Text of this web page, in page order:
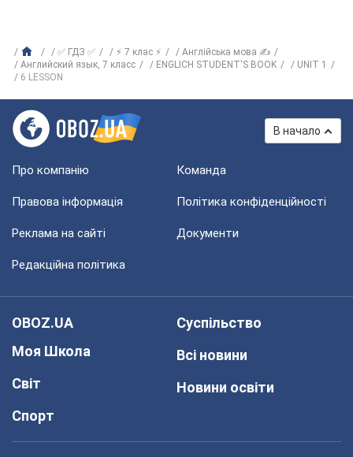
✅ ГДЗ ✅ ⚡ 7 клас ⚡
Англійська мова ✍
Английский язык, 7 класс
ENGLICH STUDENT'S BOOK
UNIT 1
6 LESSON
В начало
Про компанію Команда
Правова інформація Політика конфіденційності
Реклама на сайті Документи
Редакційна політика
OBOZ.UA
Моя Школа
Світ
Спорт
Суспільство
Всі новини
Новини освіти